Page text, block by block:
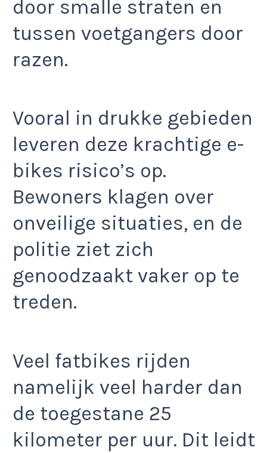
door smalle straten en
tussen voetgangers door
razen.
Vooral in drukke gebieden
leveren deze krachtige e-
bikes risico’s op.
Bewoners klagen over
onveilige situaties, en de
politie ziet zich
genoodzaakt vaker op te
treden.
Veel fatbikes rijden
namelijk veel harder dan
de toegestane 25
kilometer per uur. Dit leidt